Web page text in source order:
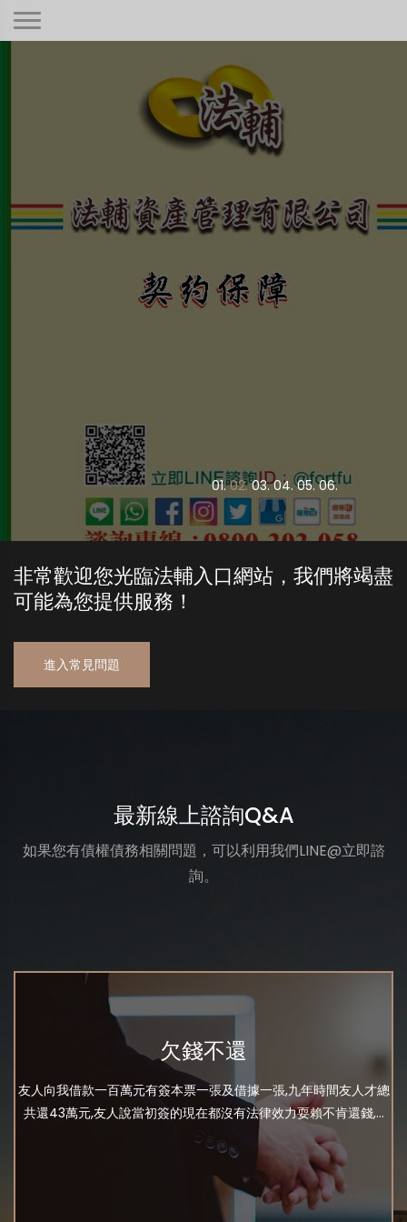
01. 02. 03. 04. 05. 06.
非常歡迎您光臨法輔入口網站，我們將竭盡
可能為您提供服務！
進入常見問題
最新線上諮詢Q&A
如果您有債權債務相關問題，可以利用我們LINE@立即諮
詢。
欠錢不還
友人向我借款一百萬元有簽本票一張及借據一張,九年時間友人才總
共還43萬元,友人說當初簽的現在都沒有法律效力耍賴不肯還錢,...